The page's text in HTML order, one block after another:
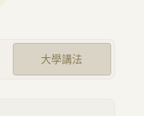
大學講法